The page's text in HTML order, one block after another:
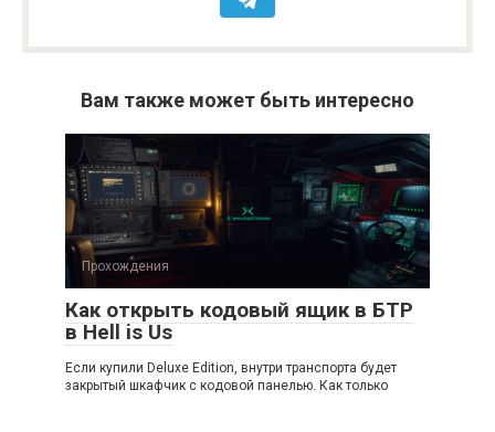
Вам также может быть интересно
Прохождения
Как открыть кодовый ящик в БТР
в Hell is Us
Если купили Deluxe Edition, внутри транспорта будет
закрытый шкафчик с кодовой панелью. Как только